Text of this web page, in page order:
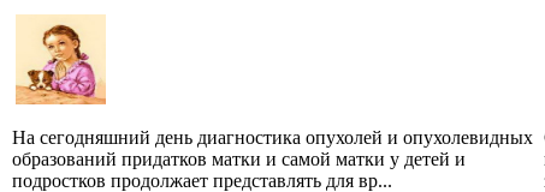
На сегодняшний день диагностика опухолей и опухолевидных
образований придатков матки и самой матки у детей и
подростков продолжает представлять для вр...